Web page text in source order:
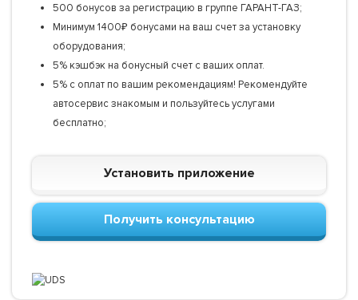
500 бонусов за регистрацию в группе ГАРАНТ-ГАЗ;
Минимум 1400₽ бонусами на ваш счет за установку
оборудования;
5% кэшбэк на бонусный счет с ваших оплат.
5% с оплат по вашим рекомендациям! Рекомендуйте
автосервис знакомым и пользуйтесь услугами
бесплатно;
Установить приложение
Получить консультацию